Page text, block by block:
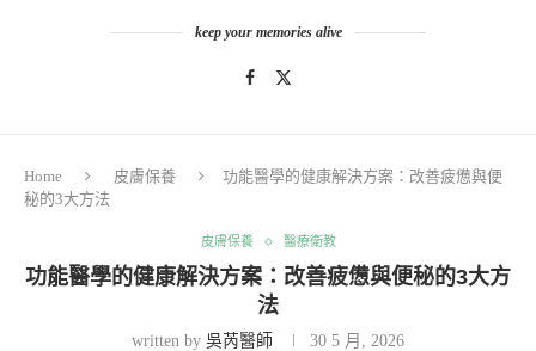
keep your memories alive
Home 皮膚保養
功能醫學的健康解決方案：改善疲憊與便
秘的3大方法
皮膚保養 醫療衛教
功能醫學的健康解決方案：改善疲憊與便秘的3大方
法
written by 吳芮醫師 30 5 月, 2026